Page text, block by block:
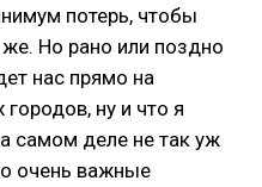
потерь, чтобы
Но рано или поздно
нас прямо на
ну и что я
самом деле не так уж
очень важные